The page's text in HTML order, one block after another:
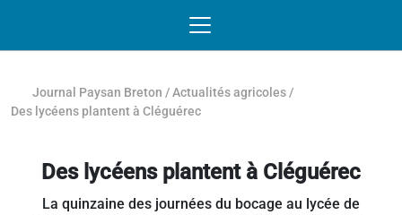
Journal Paysan Breton /Actualités agricoles /
Des lycéens plantent à Cléguérec
Des lycéens plantent à Cléguérec
La quinzaine des journées du bocage au lycée de